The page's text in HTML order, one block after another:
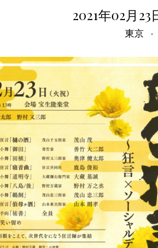
2021年02月
東京